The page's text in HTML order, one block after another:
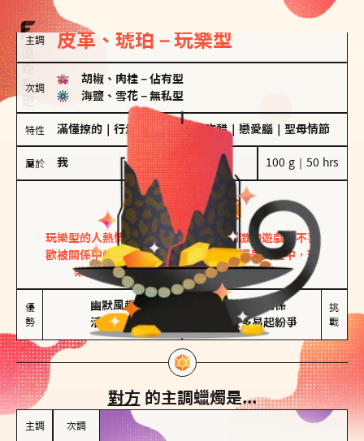
主調 皮革、琥珀－玩樂型
次調
胡椒、肉桂 － 佔有型
海鹽、雪花 － 無私型
特性 滿懂撩的 行走的發電機｜ 愛吃醋｜ 戀愛腦 聖母情節
屬於 我 100 g｜50 hrs
玩樂型
皮革、琥珀
玩樂型的人熱情洋溢，視戀愛為一場刺激的遊戲，不喜
歡被關係中的限制綑綁。無論是約會中還是交往中，玩
樂型的人總能帶來樂趣，讓關係充滿活力。
優
勢
幽默風趣
活在當下
害怕確認關係
桃花較多易起紛爭
挑
戰
對方 的主調蠟燭是...
主調 次調